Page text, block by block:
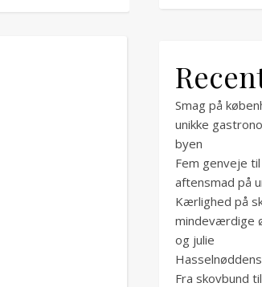
Smag på
unikke
byen
Fem genveje
aftensmad på
Kærlighed på
mindeværdige
og julie
Fra skovbund